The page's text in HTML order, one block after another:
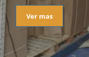
Ver mas